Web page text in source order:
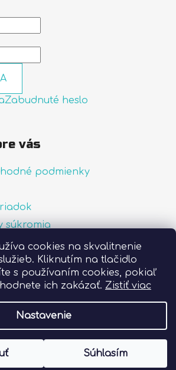
cookies na skvalitnenie
Kliknutím na tlačidlo
s používaním cookies, pokiaľ
ich zakázať. Zistiť viac
Nastavenie
Súhlasím
Zabudnuté heslo
vás
podmienky
súkromia
súborov cookies
Vytvoril Shoptet
. Všetky práva